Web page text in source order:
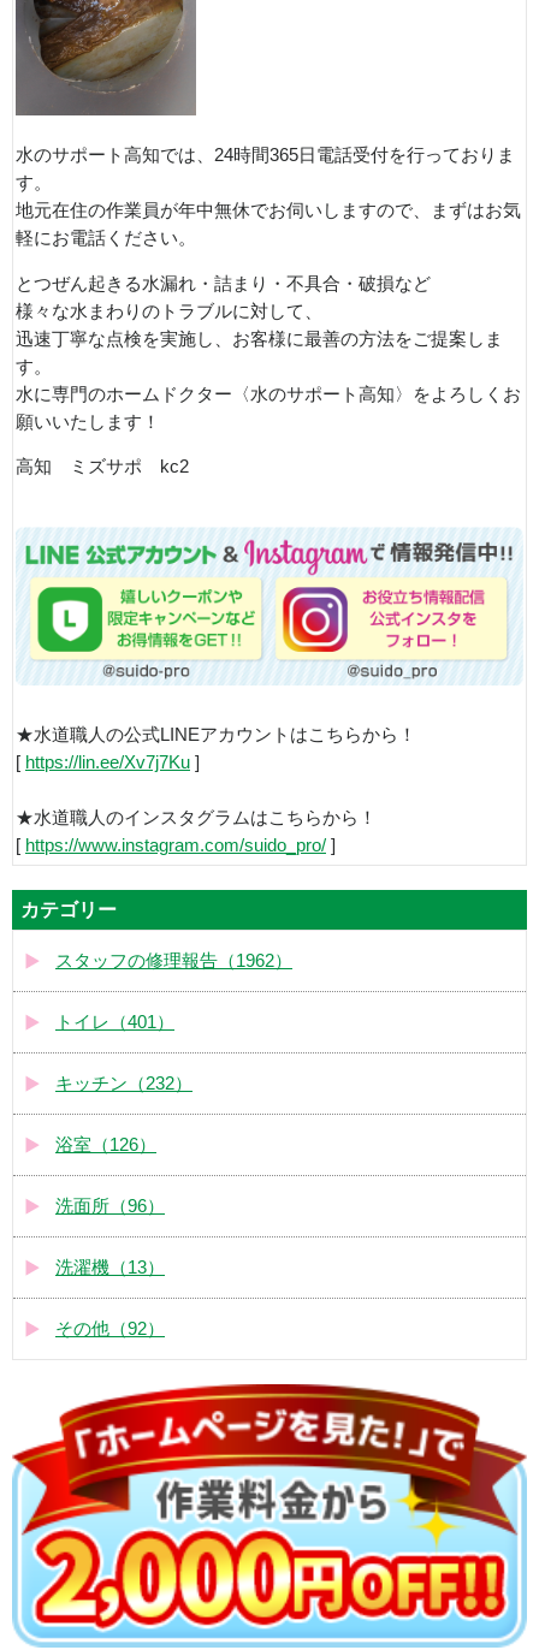
水のサポート高知では、24時間365日電話受付を行っておりま
す。
地元在住の作業員が年中無休でお伺いしますので、まずはお気
軽にお電話ください。
とつぜん起きる水漏れ・詰まり・不具合・破損など
様々な水まわりのトラブルに対して、
迅速丁寧な点検を実施し、お客様に最善の方法をご提案しま
す。
水に専門のホームドクター〈水のサポート高知〉をよろしくお
願いいたします！
高知 ミズサポ kc2
★水道職人の公式LINEアカウントはこちらから！
[ https://lin.ee/Xv7j7Ku ]
★水道職人のインスタグラムはこちらから！
[ https://www.instagram.com/suido_pro/ ]
カテゴリー
スタッフの修理報告（1962）
トイレ（401）
キッチン（232）
浴室（126）
洗面所（96）
洗濯機（13）
その他（92）